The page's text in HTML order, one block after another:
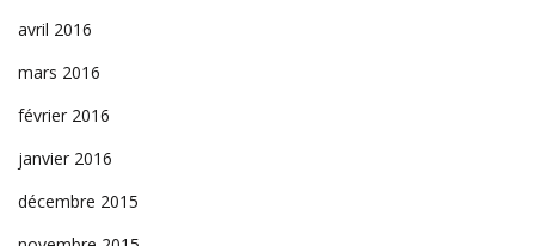
avril 2016
mars 2016
février 2016
janvier 2016
décembre 2015